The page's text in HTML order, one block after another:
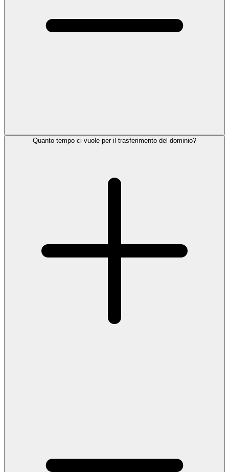
Quanto tempo ci vuole per il trasferimento del dominio?